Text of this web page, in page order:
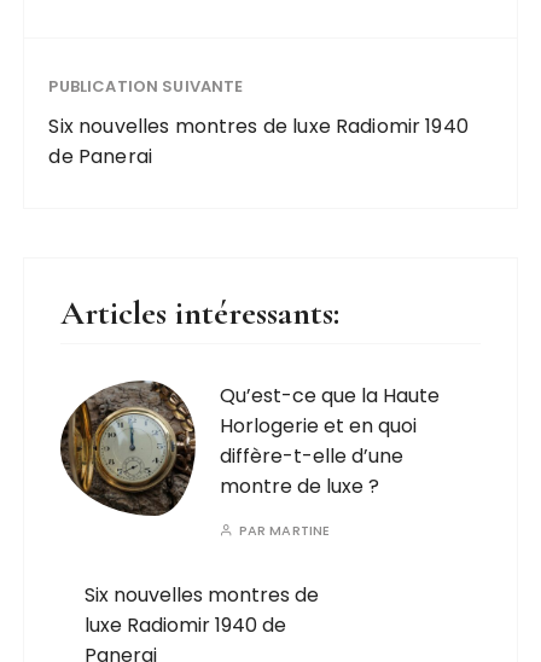
PUBLICATION SUIVANTE
Six nouvelles montres de luxe Radiomir 1940
de Panerai
Articles intéressants:
Qu’est-ce que la Haute
Horlogerie et en quoi
diffère-t-elle d’une
montre de luxe ?
PARMARTINE
Six nouvelles montres de
luxe Radiomir 1940 de
Panerai